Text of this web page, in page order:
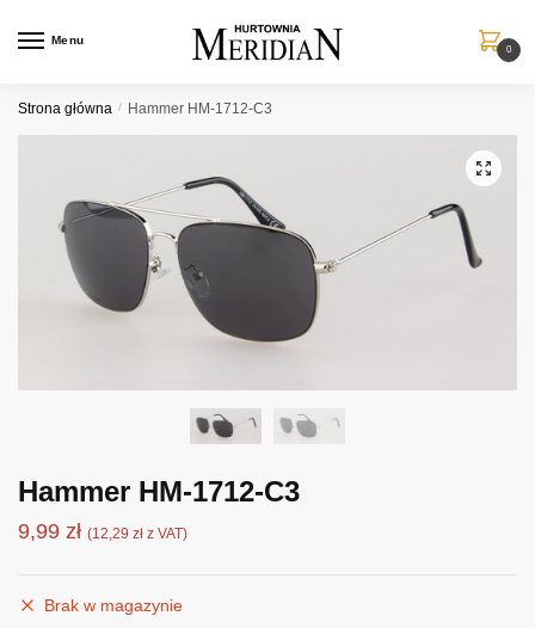
Menu
0
Strona główna / Hammer HM-1712-C3
Hammer HM-1712-C3
9,99 zł (12,29 zł z VAT)
Brak w magazynie